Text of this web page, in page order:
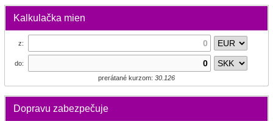
Kalkulačka mien
z:
do:
prerátané kurzom: 30.126
Dopravu zabezpečuje